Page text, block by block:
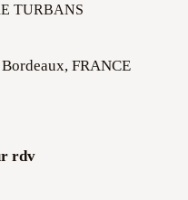
TURBANS
FRANCE
rdv